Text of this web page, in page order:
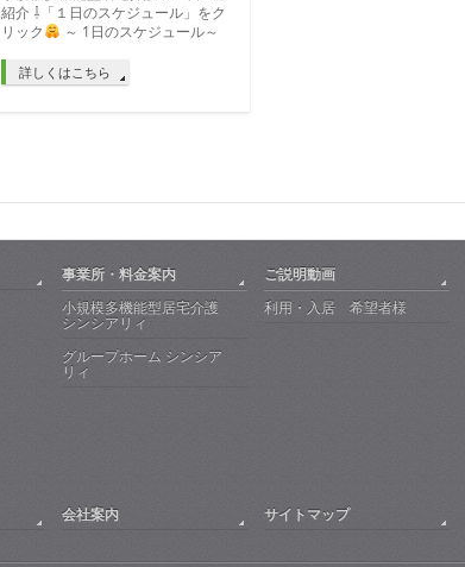
紹介 ⇩「１日のスケジュール」をク
リック
～ 1日のスケジュール～
詳しくはこちら
事業所・料金案内
小規模多機能型居宅介護
シンシアリィ
グループホーム シンシア
リィ
ご説明動画
利用・入居 希望者様
会社案内 サイトマップ